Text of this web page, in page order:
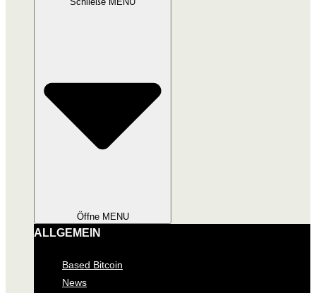
Öffne MENU
ALLGEMEIN
Based Bitcoin
News